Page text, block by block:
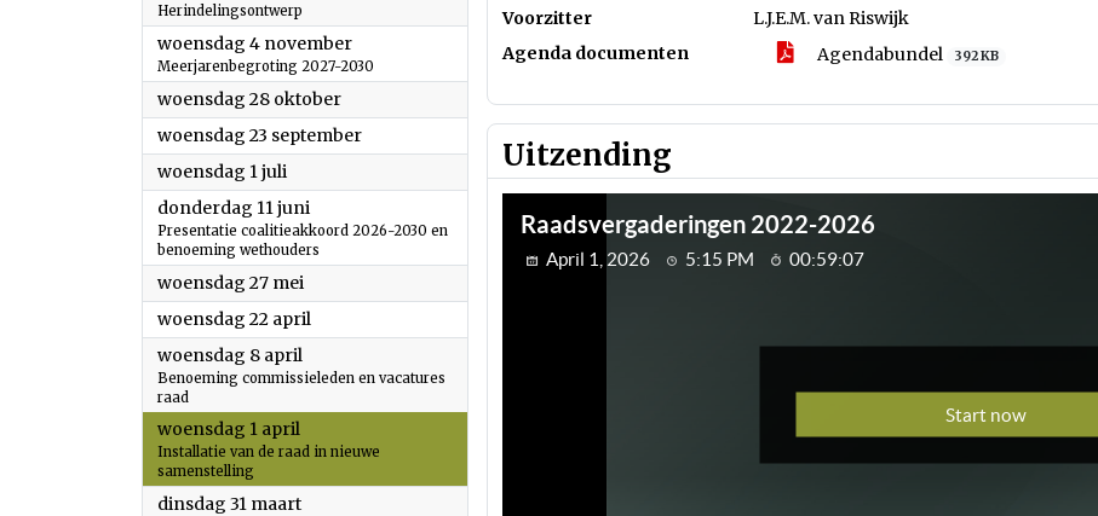
Herindelingsontwerp
woensdag 4 november2026
Meerjarenbegroting 2027-2030
woensdag 28 oktober2026
woensdag 23 september2026
woensdag 1 juli
donderdag 11 juni
Presentatie coalitieakkoord 2026-2030 en
benoeming wethouders
woensdag 27 mei
woensdag 22 april
woensdag 8 april
Benoeming commissieleden en vacatures
raad
woensdag 1 april
Installatie van de raad in nieuwe
samenstelling
dinsdag 31 maart2026
Voorzitter
L.J.E.M. van Riswijk
Agenda documenten
Agendabundel 392 KB
Uitzending